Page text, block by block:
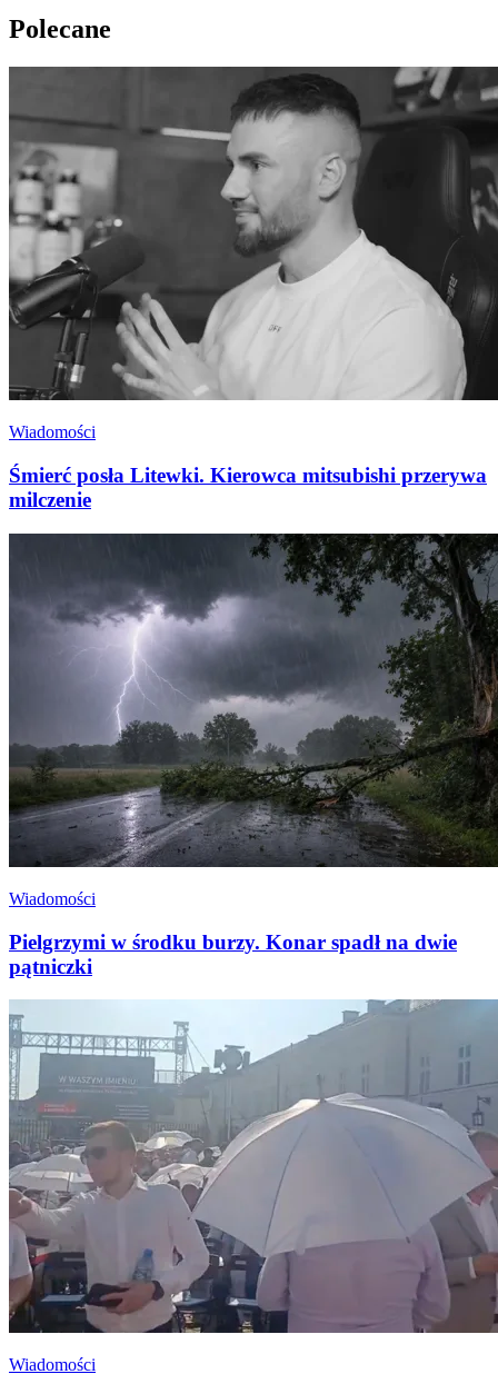
Polecane
Wiadomości
Śmierć posła Litewki. Kierowca mitsubishi przerywa
milczenie
Wiadomości
Pielgrzymi w środku burzy. Konar spadł na dwie
pątniczki
Wiadomości